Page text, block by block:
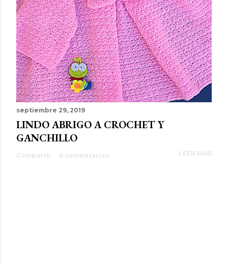
septiembre 29, 2019
LINDO ABRIGO A CROCHET Y
GANCHILLO
Compartir 6 comentarios LEER MÁS